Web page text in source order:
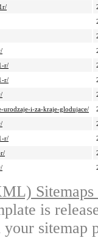
r/
r/
i-za-kraje-glodujace/
r/
is
sitemap